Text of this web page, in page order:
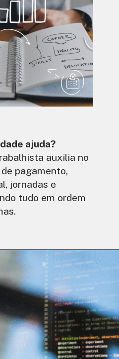
ajuda?
auxilia no
pagamento,
jornadas e
tudo em ordem